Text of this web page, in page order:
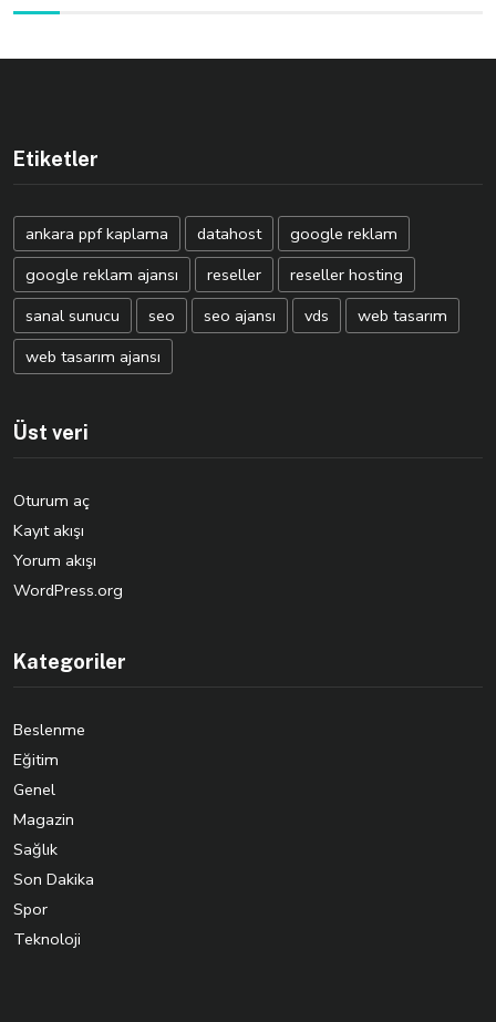
Etiketler
ankara ppf kaplama datahost
google reklam
google reklam ajansı
reseller
reseller hosting
sanal sunucu
seo seo ajansı vds
web tasarım
web tasarım ajansı
Üst veri
Oturum aç
Kayıt akışı
Yorum akışı
WordPress.org
Kategoriler
Beslenme
Eğitim
Genel
Magazin
Sağlık
Son Dakika
Spor
Teknoloji